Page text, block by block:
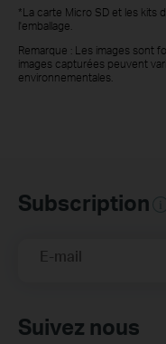
*La carte Micro SD et les kits
l'emballage.
Remarque : Les images sont
images capturées peuvent
environnementales.
Subscription
E-mail
Suivez nous